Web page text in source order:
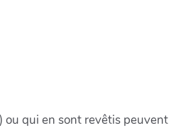
qui en sont revêtis